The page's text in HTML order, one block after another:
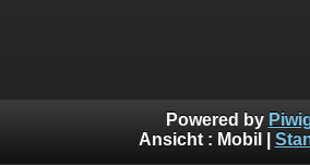
Powered by
Ansicht : Mobil